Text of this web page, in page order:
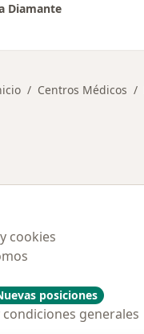
Diamante
Centros Médicos
cookies
posiciones
generales